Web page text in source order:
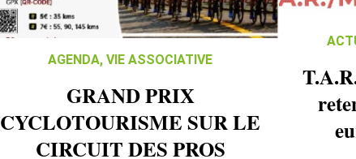
AGENDA, VIE ASSOCIATIVE
GRAND PRIX
CYCLOTOURISME SUR LE
CIRCUIT DES PROS